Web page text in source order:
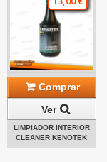
Comprar
Ver
LIMPIADOR INTERIOR
CLEANER KENOTEK